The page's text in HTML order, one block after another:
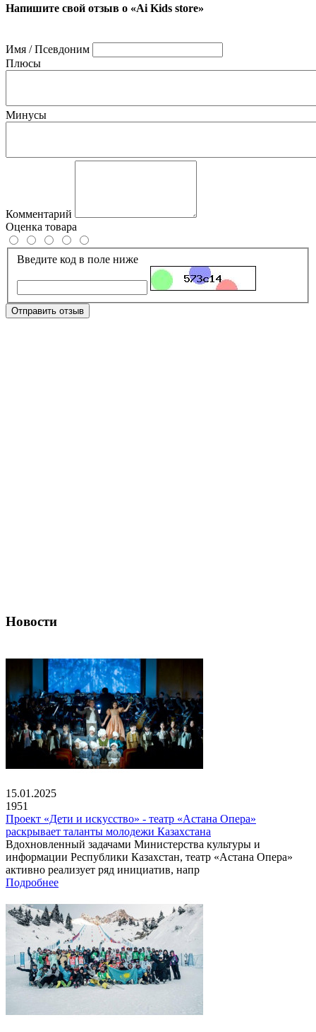
Напишите свой отзыв о «Ai Kids store»
Имя / Псевдоним
Плюсы
Минусы
Комментарий
Оценка товара
Введите код в поле ниже
Отправить отзыв
Новости
15.01.2025
1951
Проект «Дети и искусство» - театр «Астана Опера»
раскрывает таланты молодежи Казахстана
Вдохновленный задачами Министерства культуры и
информации Республики Казахстан, театр «Астана Опера»
активно реализует ряд инициатив, напр
Подробнее